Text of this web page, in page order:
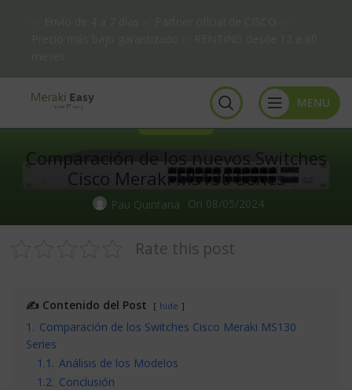
MENU
Comparación de los nuevos Switches
Cisco Meraki MS130 Series
Pau Quintana On 08/05/2024
Rate this post
✍️ Contenido del Post hide
1. Comparación de los Switches Cisco Meraki MS130
Series
1.1. Análisis de los Modelos
1.2. Conclusión